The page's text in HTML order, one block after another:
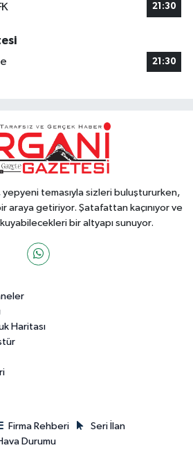
21:30
21:30
temasıyla sizleri buluştururken,
araya getiriyor. Şatafattan kaçınıyor ve
bir altyapı sunuyor.
Haritası
Firma Rehberi
Seri İlan
Durumu